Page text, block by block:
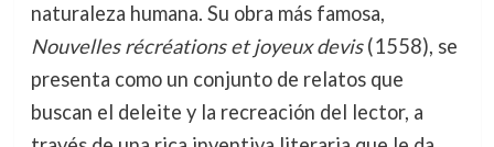
naturaleza humana. Su obra más famosa,
Nouvelles récréations et joyeux devis(1558), se
presenta como un conjunto de relatos que
buscan el deleite y la recreación del lector, a